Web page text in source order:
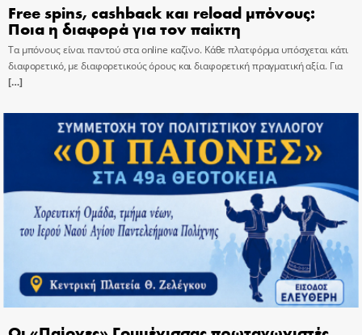
Free spins, cashback και reload μπόνους:
Ποια η διαφορά για τον παίκτη
Τα μπόνους είναι παντού στα online καζίνο. Κάθε πλατφόρμα υπόσχεται κάτι
διαφορετικό, με διαφορετικούς όρους και διαφορετική πραγματική αξία. Για
[…]